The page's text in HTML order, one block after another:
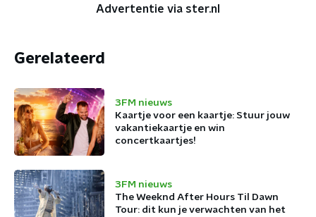
Advertentie via ster.nl
Gerelateerd
3FM nieuws
Kaartje voor een kaartje: Stuur jouw
vakantiekaartje en win
concertkaartjes!
3FM nieuws
The Weeknd After Hours Til Dawn
Tour: dit kun je verwachten van het